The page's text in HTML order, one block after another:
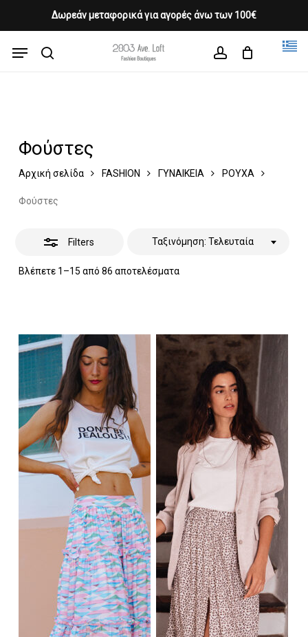
Δωρεάν μεταφορικά για αγορές άνω των 100€
content
Menu
Cart CLOSE
CART
Φούστες
Αρχική σελίδα FASHION ΓΥΝΑΙΚΕΙΑ ΡΟΥΧΑ
Φούστες
Filters
Βλέπετε 1–15 από 86 αποτελέσματαSorted
Ταξινόμηση: Τελευταία
Close
Filters
Close